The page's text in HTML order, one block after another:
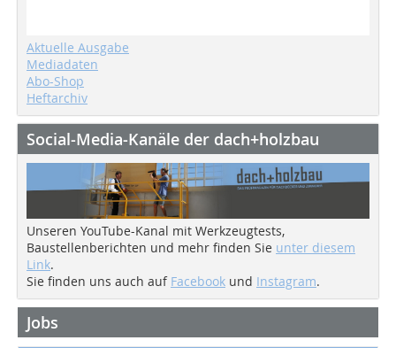
Aktuelle Ausgabe
Mediadaten
Abo-Shop
Heftarchiv
Social-Media-Kanäle der dach+holzbau
Unseren YouTube-Kanal mit Werkzeugtests,
Baustellenberichten und mehr finden Sie unter diesem
Link.
Sie finden uns auch auf Facebook und Instagram.
Jobs